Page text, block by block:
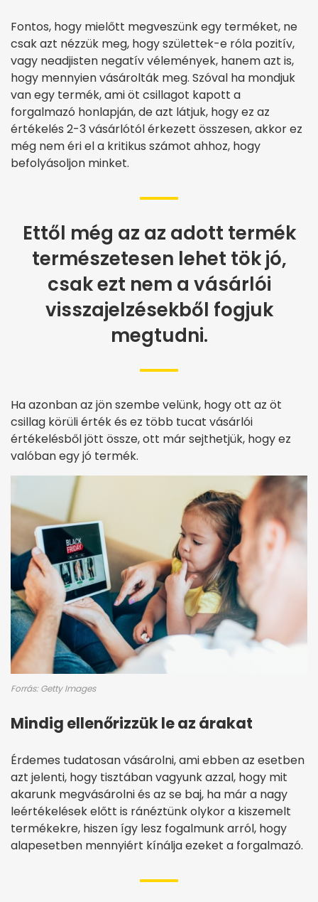
Fontos, hogy mielőtt megveszünk egy terméket, ne
csak azt nézzük meg, hogy születtek-e róla pozitív,
vagy neadjisten negatív vélemények, hanem azt is,
hogy mennyien vásárolták meg. Szóval ha mondjuk
van egy termék, ami öt csillagot kapott a
forgalmazó honlapján, de azt látjuk, hogy ez az
értékelés 2-3 vásárlótól érkezett összesen, akkor ez
még nem éri el a kritikus számot ahhoz, hogy
befolyásoljon minket.
Ettől még az az adott termék
természetesen lehet tök jó,
csak ezt nem a vásárlói
visszajelzésekből fogjuk
megtudni.
Ha azonban az jön szembe velünk, hogy ott az öt
csillag körüli érték és ez több tucat vásárlói
értékelésből jött össze, ott már sejthetjük, hogy ez
valóban egy jó termék.
Forrás: Getty Images
Mindig ellenőrizzük le az árakat
Érdemes tudatosan vásárolni, ami ebben az esetben
azt jelenti, hogy tisztában vagyunk azzal, hogy mit
akarunk megvásárolni és az se baj, ha már a nagy
leértékelések előtt is ránéztünk olykor a kiszemelt
termékekre, hiszen így lesz fogalmunk arról, hogy
alapesetben mennyiért kínálja ezeket a forgalmazó.